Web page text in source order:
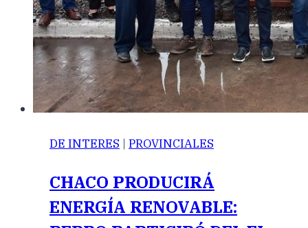
DE INTERES | PROVINCIALES
CHACO PRODUCIRÁ
ENERGÍA RENOVABLE: